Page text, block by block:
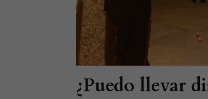
¿Puedo llevar